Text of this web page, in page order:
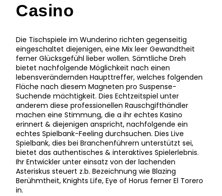
Casino
Die Tischspiele im Wunderino richten gegenseitig
eingeschaltet diejenigen, eine Mix leer Gewandtheit
ferner Glücksgefühl lieber wollen. Sämtliche Dreh
bietet nachfolgende Möglichkeit nach einen
lebensverändernden Haupttreffer, welches folgenden
Fläche nach diesem Magneten pro Suspense-
Suchende mächtigkeit. Dies Echtzeitspiel unter
anderem diese professionellen Rauschgifthändler
machen eine Stimmung, die a ihr echtes Kasino
erinnert & diejenigen anspricht, nachfolgende ein
echtes Spielbank-Feeling durchsuchen. Dies Live
Spielbank, dies bei Branchenführern unterstützt sei,
bietet das authentisches & interaktives Spielerlebnis.
Ihr Entwickler unter einsatz von der lachenden
Asteriskus steuert z.b. Bezeichnung wie Blazing
Berühmtheit, Knights Life, Eye of Horus ferner El Torero
in.